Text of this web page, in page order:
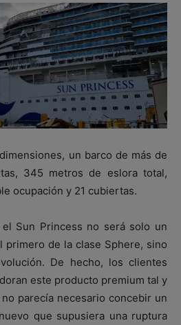
un barco de más de
345 metros de eslora total,
ocupación y 21 cubiertas.
Sun Princess no será solo un
primero de la clase Sphere, sino
De hecho, los clientes
este producto premium tal y
parecía necesario concebir un
que supusiera una ruptura